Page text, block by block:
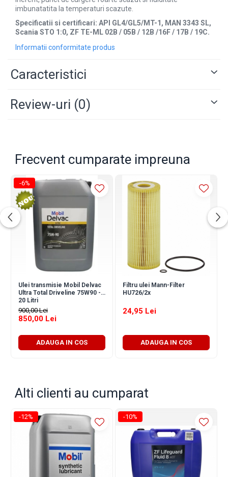
imbunatatita la temperaturi scazute.
Specificatii si certificari: API GL4/GL5/MT-1, MAN 3343 SL,
Scania STO 1:0, ZF TE-ML 02B / 05B / 12B /16F / 17B / 19C.
Informatii conformitate produs
Caracteristici
Review-uri (0)
Frecvent cumparate impreuna
-6%
Ulei transmisie Mobil Delvac
Ultra Total Driveline 75W90 -
20 Litri
900,00 Lei
850,00 Lei
ADAUGA IN COS
Filtru ulei Mann-Filter
HU726/2x
24,95 Lei
ADAUGA IN COS
Alti clienti au cumparat
-12% -10%